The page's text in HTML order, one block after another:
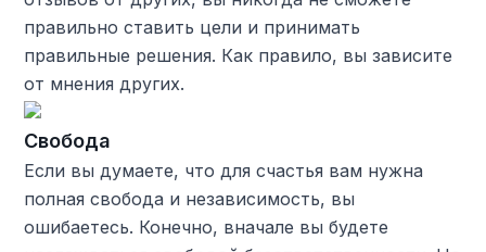
правильно ставить цели и принимать
правильные решения. Как правило, вы зависите
от мнения других.
Свобода
Если вы думаете, что для счастья вам нужна
полная свобода и независимость, вы
ошибаетесь. Конечно, вначале вы будете